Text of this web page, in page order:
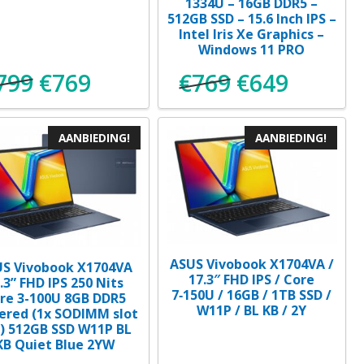
Oorspronkelijke
prijs
was:
€799.
€769
prijs
is:
512GB SSD – 15.6 Inch IPS –
Intel Iris Xe Graphics –
Windows 11 PRO
€769
prijs
was:
€769.
€649Huidige
prijs
is:
AANBIEDING!
Vivobook X1704VA
FHD IPS 250 Nits
3-100U 8GB DDR5
(1x SODIMM slot
SSD W11P BL
Quiet Blue 2YW
AANBIEDING!
ASUS Vivobook X1704VA /
17.3″ FHD IPS / Core
7‑150U / 16GB / 1TB SSD /
W11P / BL KB / 2Y